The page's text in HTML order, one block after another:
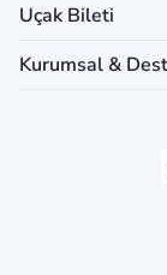
Uçak Bileti
Kurumsal &